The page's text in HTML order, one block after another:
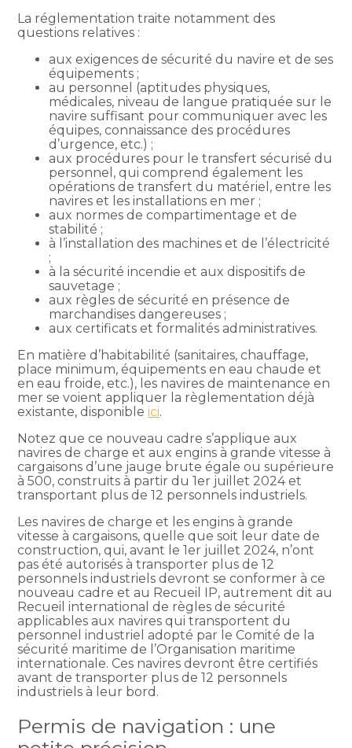
La réglementation traite notamment des
questions relatives :
aux exigences de sécurité du navire et de ses
équipements ;
au personnel (aptitudes physiques,
médicales, niveau de langue pratiquée sur le
navire suffisant pour communiquer avec les
équipes, connaissance des procédures
d’urgence, etc.) ;
aux procédures pour le transfert sécurisé du
personnel, qui comprend également les
opérations de transfert du matériel, entre les
navires et les installations en mer ;
aux normes de compartimentage et de
stabilité ;
à l’installation des machines et de l’électricité
;
à la sécurité incendie et aux dispositifs de
sauvetage ;
aux règles de sécurité en présence de
marchandises dangereuses ;
aux certificats et formalités administratives.
En matière d’habitabilité (sanitaires, chauffage,
place minimum, équipements en eau chaude et
en eau froide, etc.), les navires de maintenance en
mer se voient appliquer la règlementation déjà
existante, disponibleici.
Notez que ce nouveau cadre s’applique aux
navires de charge et aux engins à grande vitesse à
cargaisons d’une jauge brute égale ou supérieure
à 500, construits à partir du 1er juillet 2024 et
transportant plus de 12 personnels industriels.
Les navires de charge et les engins à grande
vitesse à cargaisons, quelle que soit leur date de
construction, qui, avant le 1er juillet 2024, n’ont
pas été autorisés à transporter plus de 12
personnels industriels devront se conformer à ce
nouveau cadre et au Recueil IP, autrement dit au
Recueil international de règles de sécurité
applicables aux navires qui transportent du
personnel industriel adopté par le Comité de la
sécurité maritime de l’Organisation maritime
internationale. Ces navires devront être certifiés
avant de transporter plus de 12 personnels
industriels à leur bord.
Permis de navigation : une